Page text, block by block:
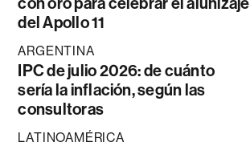
del Apollo 11
ARGENTINA
IPC de julio 2026: de cuánto
sería la inflación, según las
consultoras
LATINOAMÉRICA